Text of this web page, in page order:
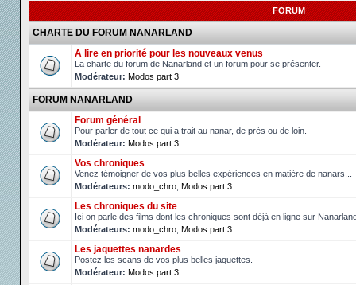
FORUM
CHARTE DU FORUM NANARLAND
A lire en priorité pour les nouveaux venus
La charte du forum de Nanarland et un forum pour se présenter.
Modérateur: Modos part 3
FORUM NANARLAND
Forum général
Pour parler de tout ce qui a trait au nanar, de près ou de loin.
Modérateur: Modos part 3
Vos chroniques
Venez témoigner de vos plus belles expériences en matière de nanars...
Modérateurs: modo_chro Modos part 3
Les chroniques du site
Ici on parle des films dont les chroniques sont déjà en ligne sur
Modérateurs: modo_chro Modos part 3
Les jaquettes nanardes
Postez les scans de vos plus belles jaquettes.
Modérateur: Modos part 3